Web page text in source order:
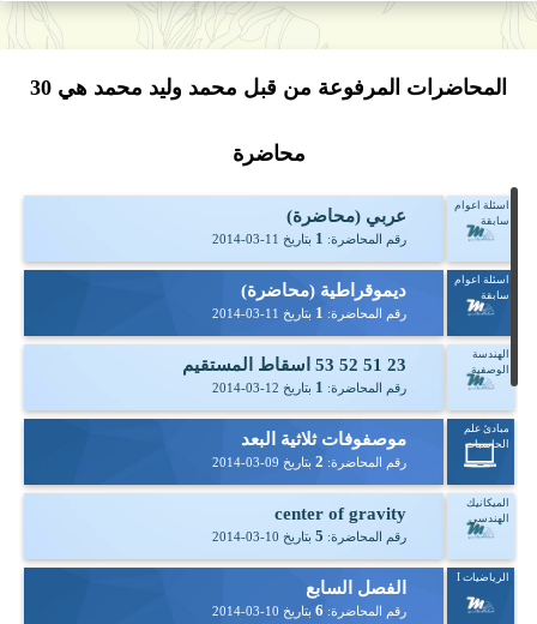
المحاضرات المرفوعة من قبل محمد وليد محمد هي 30
محاضرة
اسئلة اعوام
سابقة
عربي (محاضرة)
رقم المحاضرة: 1 بتاريخ 2014-03-11
اسئلة اعوام
سابقة
ديموقراطية (محاضرة)
رقم المحاضرة: 1 بتاريخ 2014-03-11
الهندسة
الوصفية
23 51 52 53 اسقاط المستقيم
رقم المحاضرة: 1 بتاريخ 2014-03-12
مبادئ علم
الحاسبات
موصفوفات ثلاثية البعد
رقم المحاضرة: 2 بتاريخ 2014-03-09
الميكانيك
الهندسي
center of gravity
رقم المحاضرة: 5 بتاريخ 2014-03-10
الرياضيات I
الفصل السابع
رقم المحاضرة: 6 بتاريخ 2014-03-10